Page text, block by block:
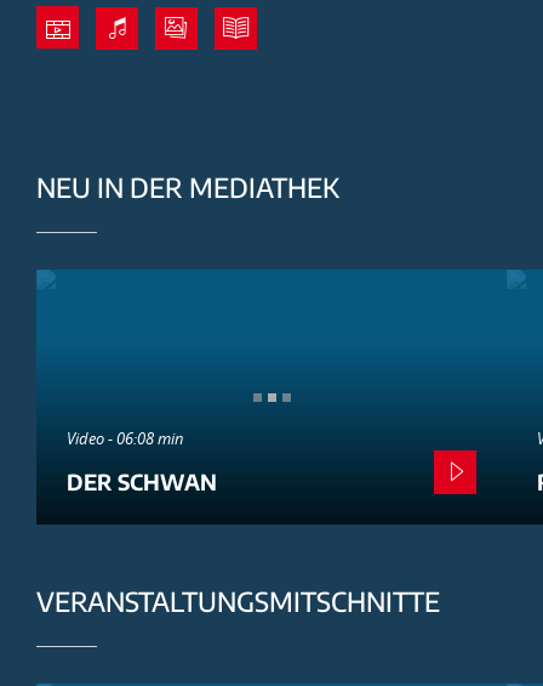
NEU IN DER MEDIATHEK
Video - 06:08 min
DER SCHWAN
VERANSTALTUNGSMITSCHNITTE